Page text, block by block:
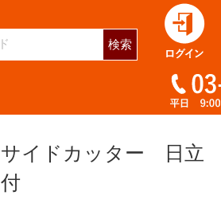
検索
サイドカッター 日立
付